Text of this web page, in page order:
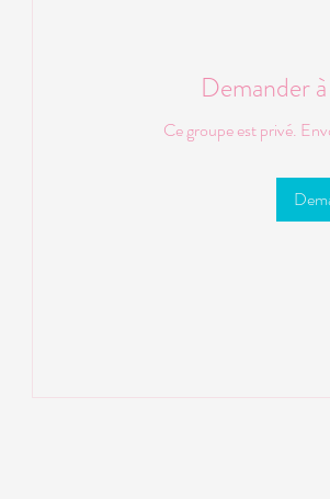
Demander
Ce groupe est privé.